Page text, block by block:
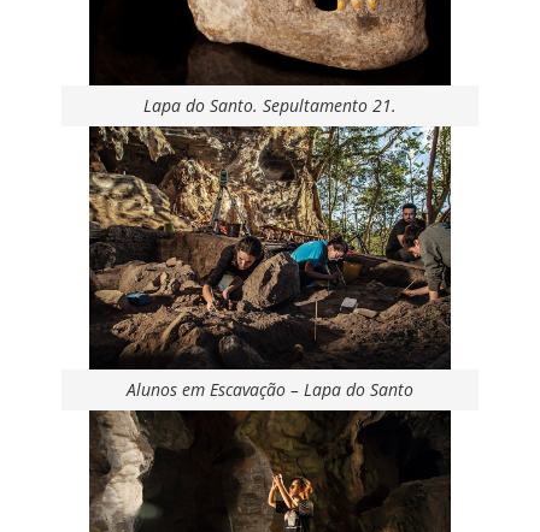
Lapa do Santo. Sepultamento 21.
Alunos em Escavação – Lapa do Santo